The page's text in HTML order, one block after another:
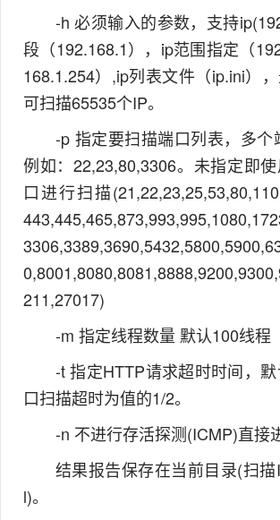
-h 必须输入的参数，支持
段（192.168.1），ip范围指定（
168.1.254）,ip列表文件（ip.ini）
可扫描65535个IP。
-p 指定要扫描端口列表，多个
例如：22,23,80,3306。未指定即
口进行扫描
211,27017)
-m 指定线程数量 默认100线程
-t 指定HTTP请求超时时间，
口扫描超时为值的1/2。
-n 不进行存活探测(ICMP)直接
结果报告保存在当前目录(扫
l)。